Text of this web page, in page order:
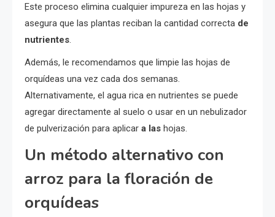
Este proceso elimina cualquier impureza en las hojas y
asegura que las plantas reciban la cantidad correcta de
nutrientes.
Además, le recomendamos que limpie las hojas de
orquídeas una vez cada dos semanas.
Alternativamente, el agua rica en nutrientes se puede
agregar directamente al suelo o usar en un nebulizador
de pulverización para aplicar a las hojas.
Un método alternativo con
arroz para la floración de
orquídeas